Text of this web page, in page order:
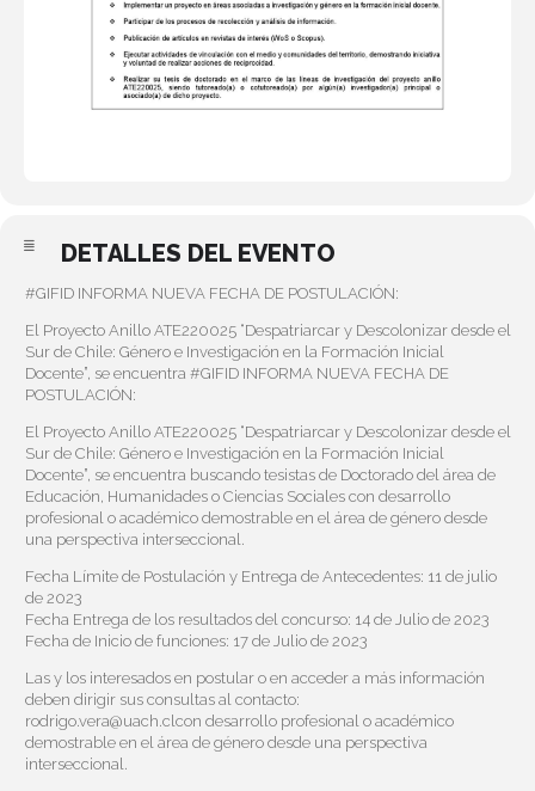
DETALLES DEL EVENTO
#GIFID INFORMA NUEVA FECHA DE POSTULACIÓN:
El Proyecto Anillo ATE220025 “Despatriarcar y Descolonizar desde el
Sur de Chile: Género e Investigación en la Formación Inicial
Docente”, se encuentra #GIFID INFORMA NUEVA FECHA DE
POSTULACIÓN:
El Proyecto Anillo ATE220025 “Despatriarcar y Descolonizar desde el
Sur de Chile: Género e Investigación en la Formación Inicial
Docente”, se encuentra buscando tesistas de Doctorado del área de
Educación, Humanidades o Ciencias Sociales con desarrollo
profesional o académico demostrable en el área de género desde
una perspectiva interseccional.
Fecha Límite de Postulación y Entrega de Antecedentes: 11 de julio
de 2023
Fecha Entrega de los resultados del concurso: 14 de Julio de 2023
Fecha de Inicio de funciones: 17 de Julio de 2023
Las y los interesados en postular o en acceder a más información
deben dirigir sus consultas al contacto:
rodrigo.vera@uach.clcon desarrollo profesional o académico
demostrable en el área de género desde una perspectiva
interseccional.